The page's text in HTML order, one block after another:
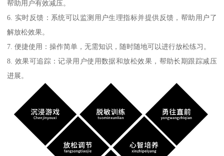
帮助用户有效减压。
6. 实时反馈：系统可以监测用户生理指标并提供反馈，帮助用户了
解放松效果。
7. 便捷使用：操作简单，无需知识，随时随地可以进行放松练习。
8. 效果可追踪：记录用户使用数据和放松效果，帮助长期跟踪减压
进展。